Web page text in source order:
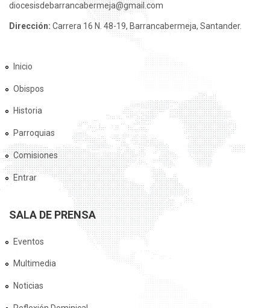
diocesisdebarrancabermeja@gmail.com
Dirección: Carrera 16 N. 48-19, Barrancabermeja, Santander.
Inicio
Obispos
Historia
Parroquias
Comisiones
Entrar
SALA DE PRENSA
Eventos
Multimedia
Noticias